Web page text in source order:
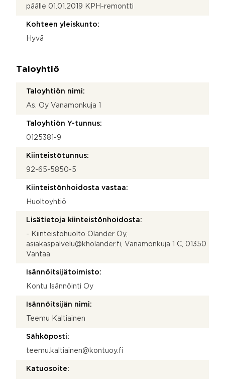
päälle 01.01.2019 KPH-remontti
Kohteen yleiskunto:
Hyvä
Taloyhtiö
Taloyhtiön nimi:
As. Oy Vanamonkuja 1
Taloyhtiön Y-tunnus:
0125381-9
Kiinteistötunnus:
92-65-5850-5
Kiinteistönhoidosta vastaa:
Huoltoyhtiö
Lisätietoja kiinteistönhoidosta:
- Kiinteistöhuolto Olander Oy,
asiakaspalvelu@kholander.fi, Vanamonkuja 1 C, 01350
Vantaa
Isännöitsijätoimisto:
Kontu Isännöinti Oy
Isännöitsijän nimi:
Teemu Kaltiainen
Sähköposti:
teemu.kaltiainen@kontuoy.fi
Katuosoite: